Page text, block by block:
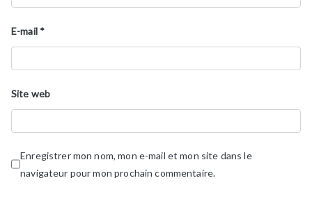
E-mail *
Site web
Enregistrer mon nom, mon e-mail et mon site dans le
navigateur pour mon prochain commentaire.